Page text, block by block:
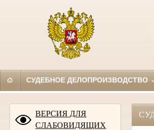
СУДЕБНОЕ ДЕЛОПРОИЗВОДСТВО
ВЕРСИЯ ДЛЯ
СЛАБОВИДЯЩИХ